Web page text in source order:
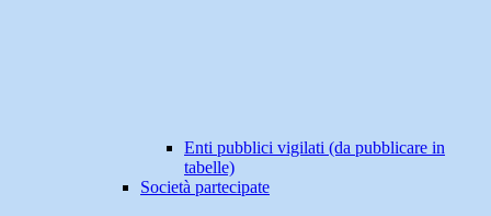
Enti pubblici vigilati (da pubblicare in
tabelle)
Società partecipate